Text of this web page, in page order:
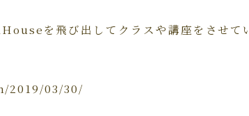
を飛び出してクラスや講座をさせて
2019/03/30/